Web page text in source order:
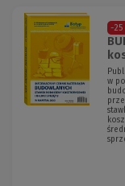
-25
w